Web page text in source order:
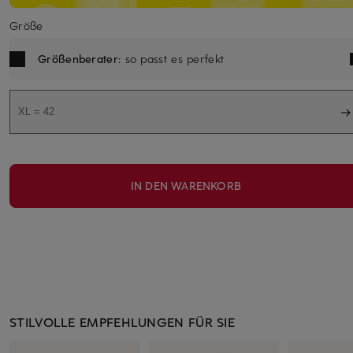
Größe
Größenberater: so passt es perfekt
XL = 42
IN DEN WARENKORB
STILVOLLE EMPFEHLUNGEN FÜR SIE